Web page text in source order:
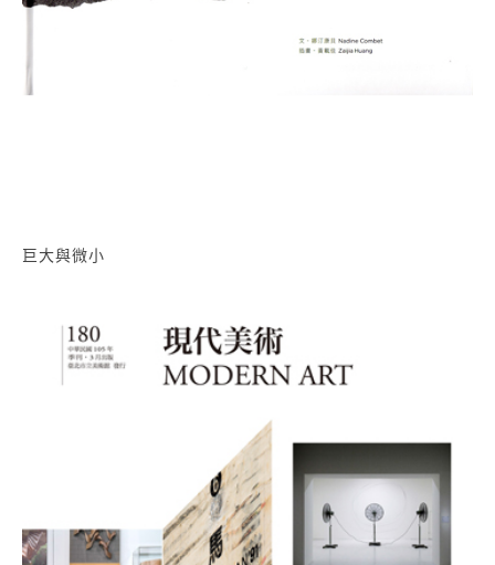
巨大與微小